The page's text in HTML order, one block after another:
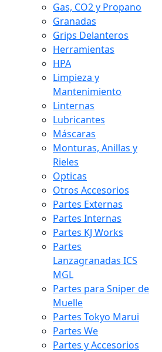
Gas, CO2 y Propano
Granadas
Grips Delanteros
Herramientas
HPA
Limpieza y
Mantenimiento
Linternas
Lubricantes
Máscaras
Monturas, Anillas y
Rieles
Opticas
Otros Accesorios
Partes Externas
Partes Internas
Partes KJ Works
Partes
Lanzagranadas ICS
MGL
Partes para Sniper de
Muelle
Partes Tokyo Marui
Partes We
Partes y Accesorios